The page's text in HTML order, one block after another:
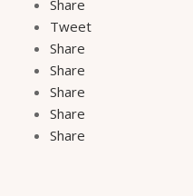
Share
Tweet
Share
Share
Share
Share
Share